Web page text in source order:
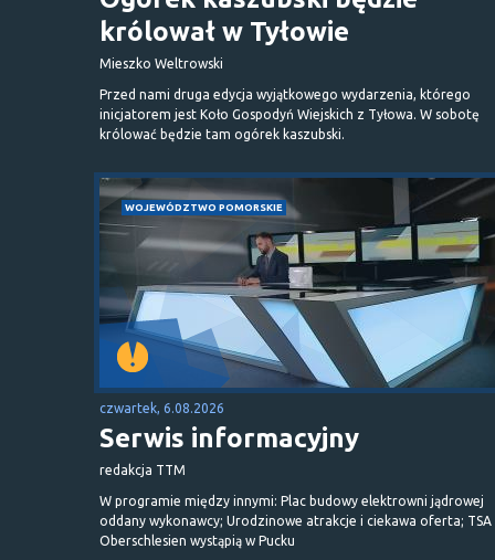
królował w Tyłowie
Mieszko Weltrowski
Przed nami druga edycja wyjątkowego wydarzenia, którego
inicjatorem jest Koło Gospodyń Wiejskich z Tyłowa. W sobotę
królować będzie tam ogórek kaszubski.
WOJEWÓDZTWO POMORSKIE
czwartek, 6.08.2026
Serwis informacyjny
redakcja TTM
W programie między innymi: Plac budowy elektrowni jądrowej
oddany wykonawcy; Urodzinowe atrakcje i ciekawa oferta; TSA
Oberschlesien wystąpią w Pucku